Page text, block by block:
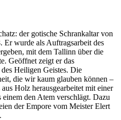
der gotische Schrankaltar von
Er wurde als Auftragsarbeit des
mit dem Tallinn über die
Geöffnet zeigt er das
Heiligen Geistes. Die
die wir kaum glauben können –
Holz herausgearbeitet mit einer
den Atem verschlägt. Dazu
der Empore vom Meister Elert